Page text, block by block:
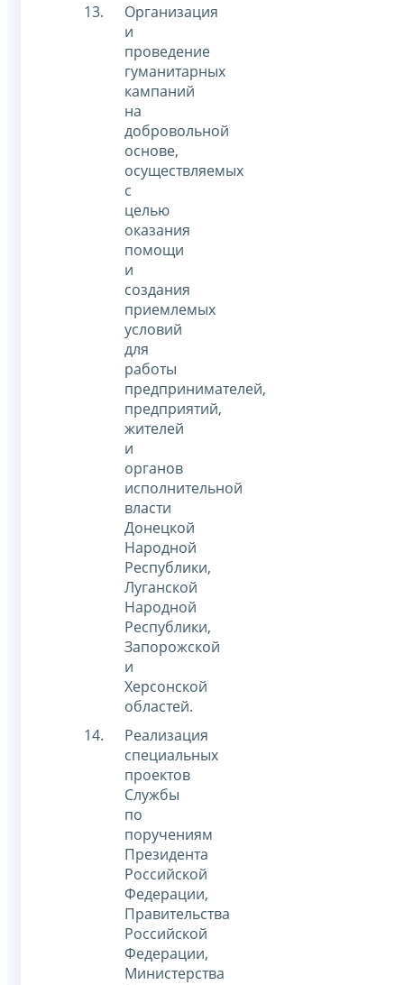
Организация
и
проведение
гуманитарных
кампаний
на
добровольной
основе,
осуществляемых
с
целью
оказания
помощи
и
создания
приемлемых
условий
для
работы
предпринимателей,
предприятий,
жителей
и
органов
исполнительной
власти
Донецкой
Народной
Республики,
Луганской
Народной
Республики,
Запорожской
и
Херсонской
областей.
Реализация
специальных
проектов
Службы
по
поручениям
Президента
Российской
Федерации,
Правительства
Российской
Федерации,
Министерства